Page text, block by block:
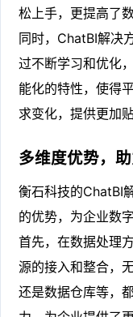
松上手，更提高了
同时，ChatBI解决
过不断学习和优化
能化的特性，使得
求变化，提供更加
多维度优势，
衡石科技的ChatBI
的优势，为企业数
首先，在数据处理
源的接入和整合，
还是数据仓库等，